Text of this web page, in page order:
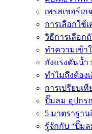
เพรสเชอร์เก
การเลือกใช้
วิธีการเลือก
ทำความเข้า
ถังแรงดันน้ำ
ทำไมถึงต้องเ
การเปรียบเ
ปั๊มลม อุปกร
5 มาตราฐา
รู้จักกับ “ปั๊ม